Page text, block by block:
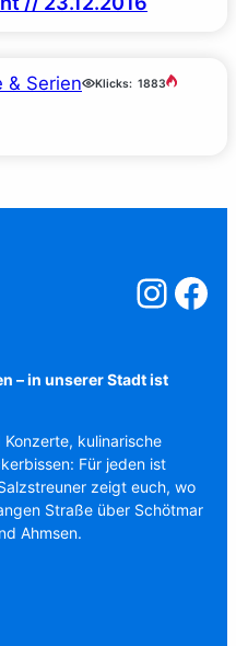
& Serien Klicks: 1883
Salzstreuner
– in unserer Stadt ist
kulinarische
Für jeden ist
zeigt euch, wo
Straße über Schötmar
Ahmsen.